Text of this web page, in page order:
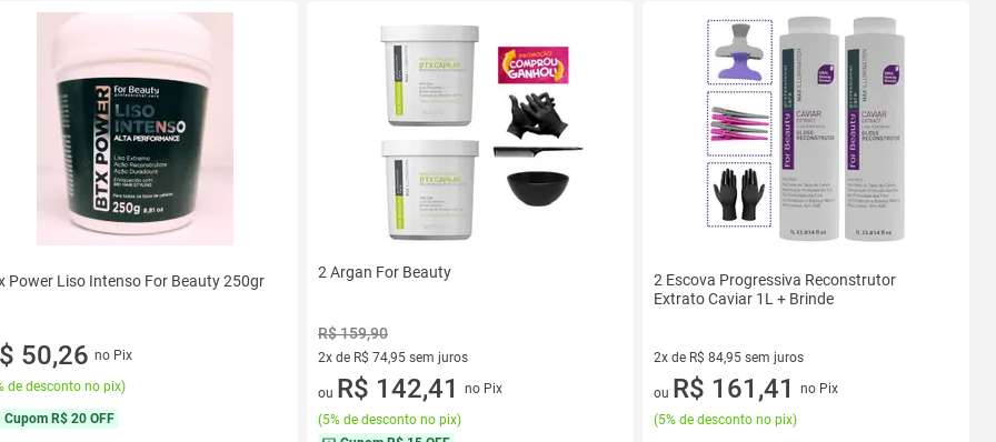
Power Liso Intenso For Beauty 250gr
50,26 no Pix
de desconto no pix)
Cupom R$ 20 OFF
2 Argan For Beauty
R$ 159,90
2x de R$ 74,95 sem juros
2 vez de R$ 74,95 sem juros
ou R$ 142,41
no Pix
(5% de desconto no pix)
2 Escova Progressiva Reconstrutor
Extrato Caviar 1L + Brinde
2x de R$ 84,95 sem juros
2 vez de R$ 84,95 sem juros
ou R$ 161,41
no Pix
(5% de desconto no pix)